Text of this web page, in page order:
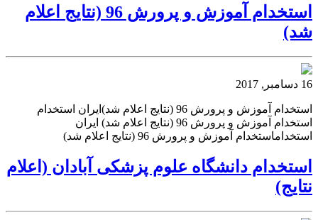
استخدام آموزش و پرورش 96 (نتایج اعلام
شد)
16 دسامبر, 2017
استخدام آموزش و پرورش 96 (نتایج اعلام شد)ایران استخدام
استخدام آموزش و پرورش 96 (نتایج اعلام شد) ایران
استخداماستخدام آموزش و پرورش 96 (نتایج اعلام شد)
استخدام دانشگاه علوم پزشکی آبادان (اعلام
نتایج)